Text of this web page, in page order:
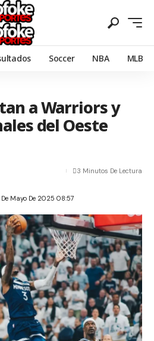
Soccer NBA MLB
a Warriors y
del Oeste
Mayo De 2025 08:57
3 Minutos De Lectura